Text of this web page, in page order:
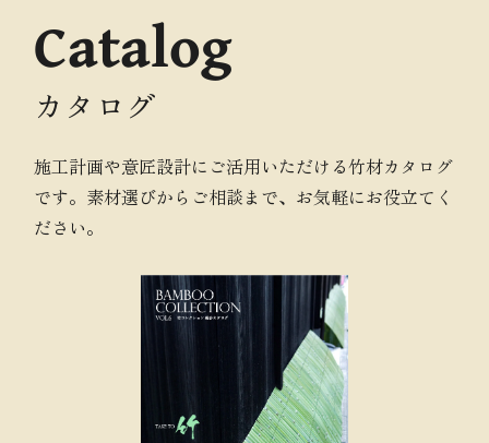
Catalog
カタログ
施工計画や意匠設計にご活用いただける竹材カタログ
です。素材選びからご相談まで、お気軽にお役立てく
ださい。